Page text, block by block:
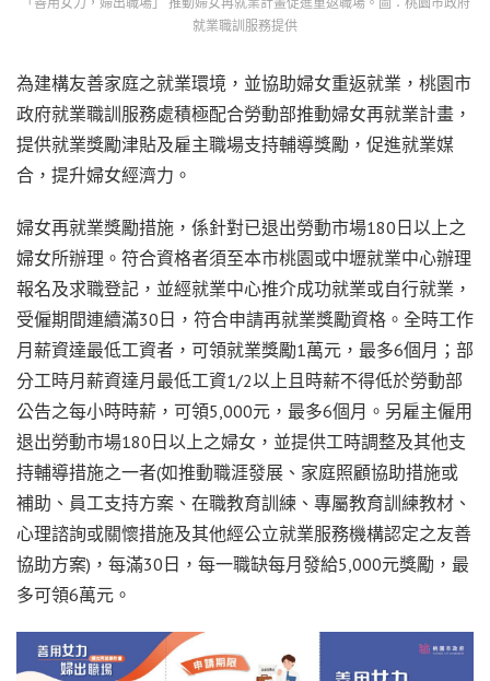
就業職訓服務提供
為建構友善家庭之就業環境，並協助婦女重返就業，桃園市
政府就業職訓服務處積極配合勞動部推動婦女再就業計畫，
提供就業獎勵津貼及雇主職場支持輔導獎勵，促進就業媒
合，提升婦女經濟力。
婦女再就業獎勵措施，係針對已退出勞動市場180日以上之
婦女所辦理。符合資格者須至本市桃園或中壢就業中心辦理
報名及求職登記，並經就業中心推介成功就業或自行就業，
受僱期間連續滿30日，符合申請再就業獎勵資格。全時工作
月薪資達最低工資者，可領就業獎勵1萬元，最多6個月；部
分工時月薪資達月最低工資1/2以上且時薪不得低於勞動部
公告之每小時時薪，可領5,000元，最多6個月。另雇主僱用
退出勞動市場180日以上之婦女，並提供工時調整及其他支
持輔導措施之一者(如推動職涯發展、家庭照顧協助措施或
補助、員工支持方案、在職教育訓練、專屬教育訓練教材、
心理諮詢或關懷措施及其他經公立就業服務機構認定之友善
協助方案)，每滿30日，每一職缺每月發給5,000元獎勵，最
多可領6萬元。